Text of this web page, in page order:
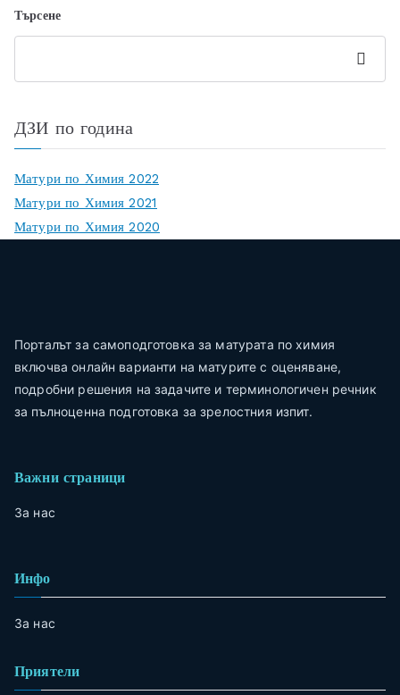
Търсене
Търсен
е
ДЗИ по година
Матури по Химия 2022
Матури по Химия 2021
Матури по Химия 2020
Порталът за самоподготовка за матурата по химия
включва онлайн варианти на матурите с оценяване,
подробни решения на задачите и терминологичен речник
за пълноценна подготовка за зрелостния изпит.
Важни страници
За нас
Инфо
За нас
Приятели